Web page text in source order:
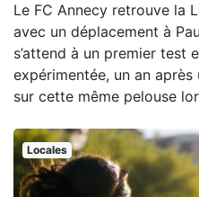
Le FC Annecy retrouve la
avec un déplacement à
s’attend à un premier test
expérimentée, un an
sur cette même pelouse
Locales